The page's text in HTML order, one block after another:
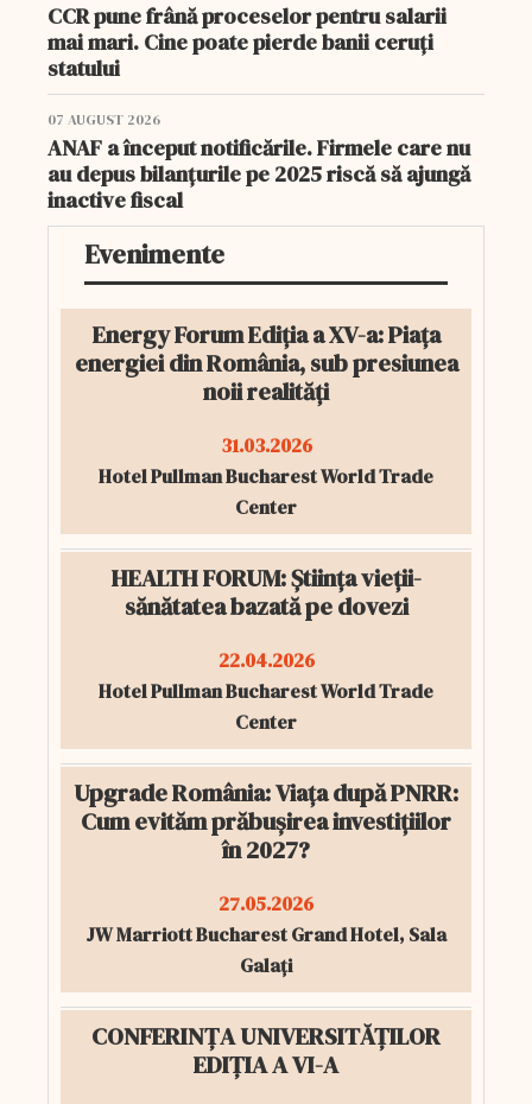
CCR pune frână proceselor pentru salarii
mai mari. Cine poate pierde banii ceruți
statului
07 AUGUST 2026
ANAF a început notificările. Firmele care nu
au depus bilanțurile pe 2025 riscă să ajungă
inactive fiscal
Evenimente
Energy Forum Ediția a XV-a: Piața
energiei din România, sub presiunea
noii realități
31.03.2026
Hotel Pullman Bucharest World Trade
Center
HEALTH FORUM: Știința vieții-
sănătatea bazată pe dovezi
22.04.2026
Hotel Pullman Bucharest World Trade
Center
Upgrade România: Viața după PNRR:
Cum evităm prăbușirea investițiilor
în 2027?
27.05.2026
JW Marriott Bucharest Grand Hotel, Sala
Galați
CONFERINȚA UNIVERSITĂȚILOR
EDIȚIA A VI-A